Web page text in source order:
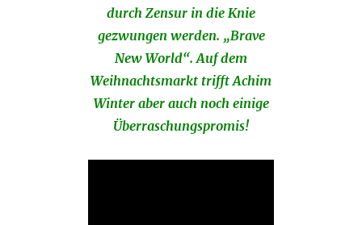
durch Zensur in die Knie
gezwungen werden. „Brave
New World“. Auf dem
Weihnachtsmarkt trifft Achim
Winter aber auch noch einige
Überraschungspromis!